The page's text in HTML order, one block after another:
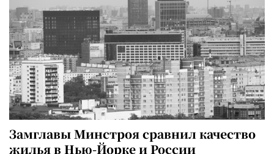
Замглавы Минстроя сравнил качество
жилья в Нью-Йорке и России